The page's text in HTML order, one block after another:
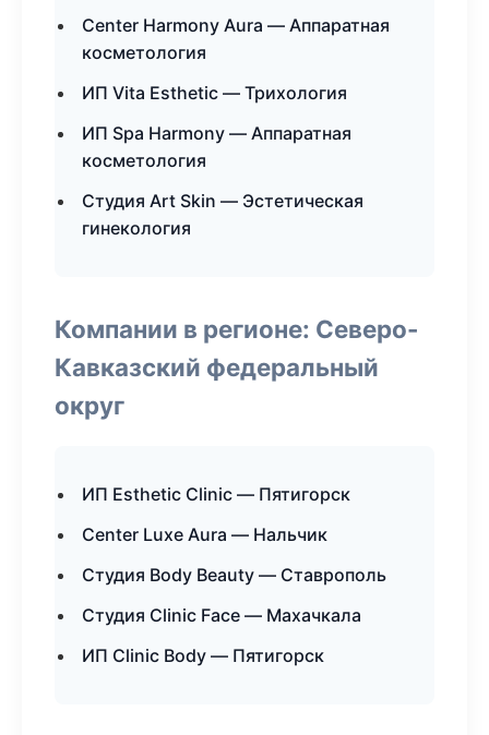
Center Harmony Aura — Аппаратная
косметология
ИП Vita Esthetic — Трихология
ИП Spa Harmony — Аппаратная
косметология
Студия Art Skin — Эстетическая
гинекология
Компании в регионе: Северо-
Кавказский федеральный
округ
ИП Esthetic Clinic — Пятигорск
Center Luxe Aura — Нальчик
Студия Body Beauty — Ставрополь
Студия Clinic Face — Махачкала
ИП Clinic Body — Пятигорск